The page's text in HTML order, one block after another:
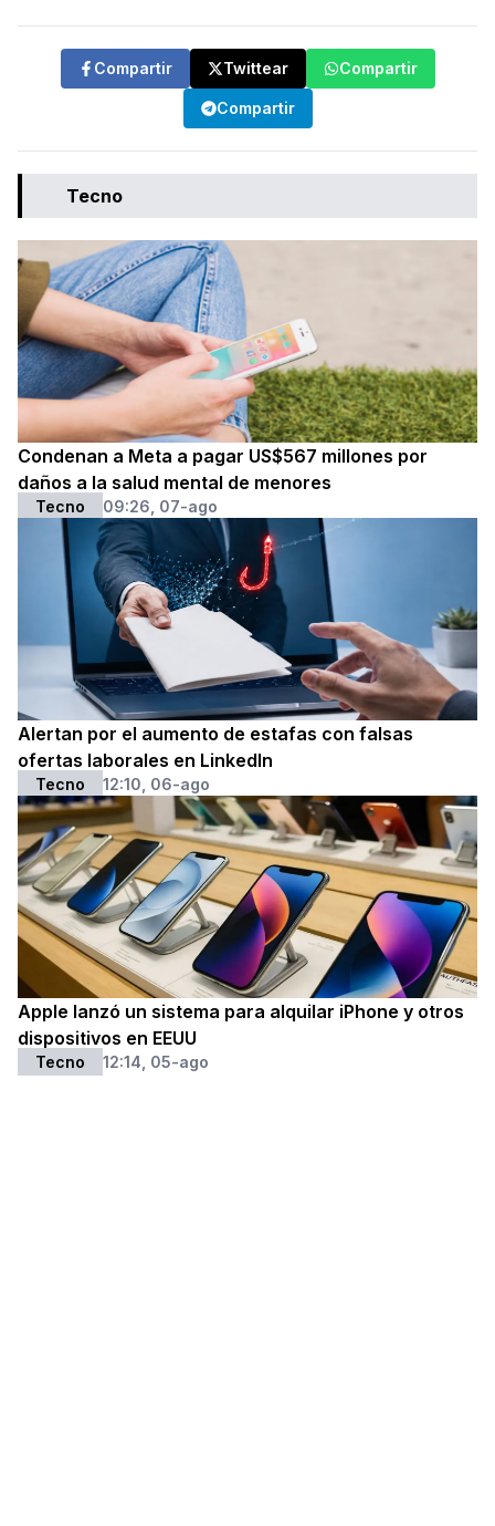
Compartir Twittear Compartir
Compartir
Tecno
Condenan a Meta a pagar US$567 millones por
daños a la salud mental de menores
Tecno 09:26, 07-ago
Alertan por el aumento de estafas con falsas
ofertas laborales en LinkedIn
Tecno 12:10, 06-ago
Apple lanzó un sistema para alquilar iPhone y otros
dispositivos en EEUU
Tecno 12:14, 05-ago